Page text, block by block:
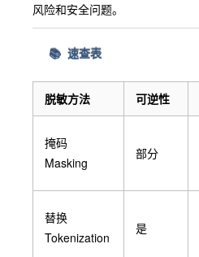
风险和安全问题。
📚 速查表
脱敏方法 可逆性
掩码
Masking
部分
替换
Tokenization
是